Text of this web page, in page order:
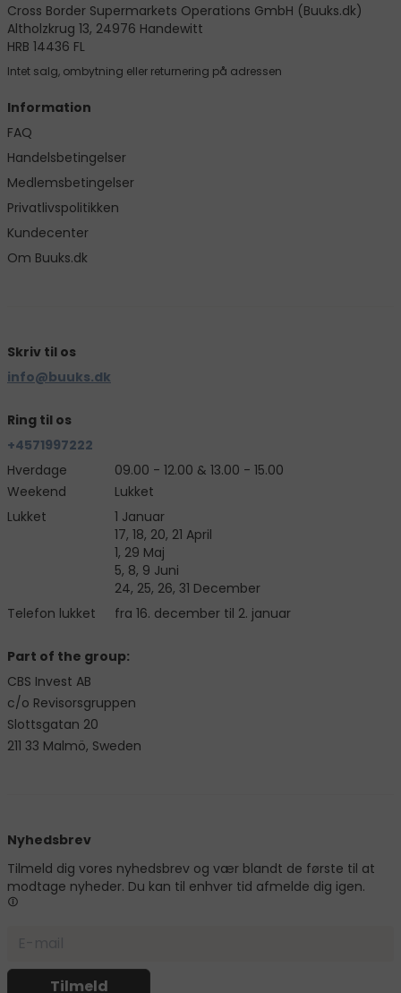
Cross Border Supermarkets Operations GmbH (Buuks.dk)
Altholzkrug 13, 24976 Handewitt
HRB 14436 FL
Intet salg, ombytning eller returnering på adressen
Information
FAQ
Handelsbetingelser
Medlemsbetingelser
Privatlivspolitikken
Kundecenter
Om Buuks.dk
Skriv til os
info@buuks.dk
Ring til os
+4571997222
Hverdage
09.00 - 12.00 & 13.00 - 15.00
Weekend
Lukket
Lukket
Telefon lukket
1 Januar
17, 18, 20, 21 April
1, 29 Maj
5, 8, 9 Juni
24, 25, 26, 31 December
fra 16. december til 2. januar
Part of the group:
CBS Invest AB
c/o Revisorsgruppen
Slottsgatan 20
211 33 Malmö, Sweden
Nyhedsbrev
Tilmeld dig vores nyhedsbrev og vær blandt de første til at
modtage nyheder. Du kan til enhver tid afmelde dig igen.